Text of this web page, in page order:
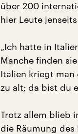
über 200
hier Leute
„Ich hatte in
Manche finden
Italien kriegt man
zu alt; da bist du
Trotz allem blieb
die Räumung des